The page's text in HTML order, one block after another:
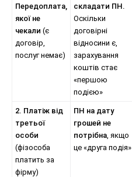
Передоплата,
якої не
чекали (є
договір,
послуг немає)
складати ПН.
Оскільки
договірні
відносини є,
зарахування
коштів стає
«першою
подією»
2. Платіж від
третьої
особи
(фізособа
платить за
фірму)
ПН на дату
грошей не
потрібна , якщо
це «друга подія»